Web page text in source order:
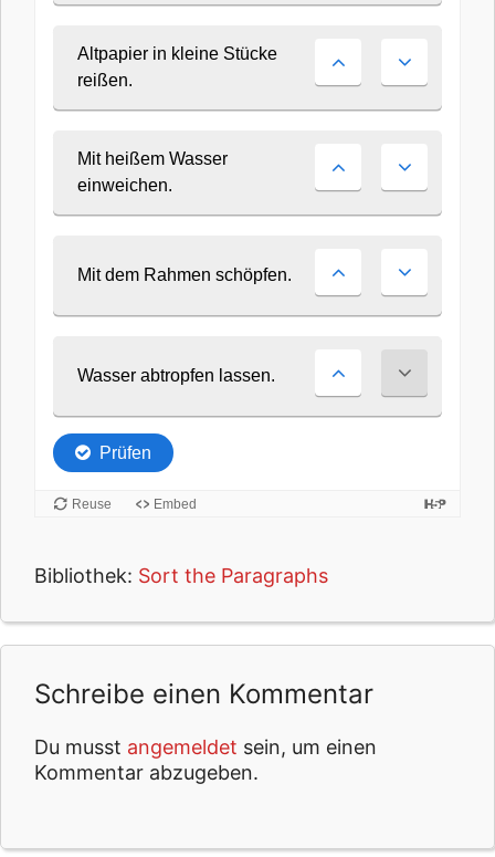
Bibliothek: Sort the Paragraphs
Schreibe einen Kommentar
Du musst angemeldet sein, um einen
Kommentar abzugeben.